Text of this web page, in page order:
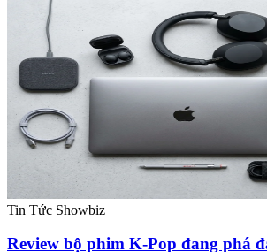
Tin Tức Showbiz
Review bộ phim K-Pop đang phá